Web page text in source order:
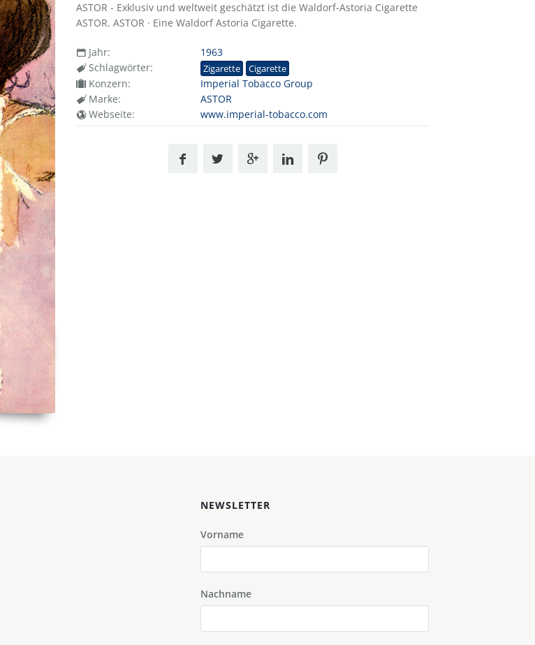
ASTOR - Exklusiv und weltweit geschätzt ist die Waldorf-Astoria Cigarette
ASTOR. ASTOR · Eine Waldorf Astoria Cigarette.
Jahr:
1963
Schlagwörter:
Zigarette Cigarette
Konzern:
Imperial Tobacco Group
Marke:
ASTOR
Webseite:
www.imperial-tobacco.com
NEWSLETTER
Vorname
Nachname